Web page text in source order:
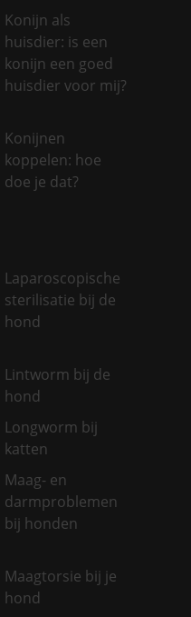
Konijn als
huisdier: is een
konijn een goed
huisdier voor mij?
Konijnen
koppelen: hoe
doe je dat?
Laparoscopische
sterilisatie bij de
hond
Lintworm bij de
hond
Longworm bij
katten
Maag- en
darmproblemen
bij honden
Maagtorsie bij je
hond